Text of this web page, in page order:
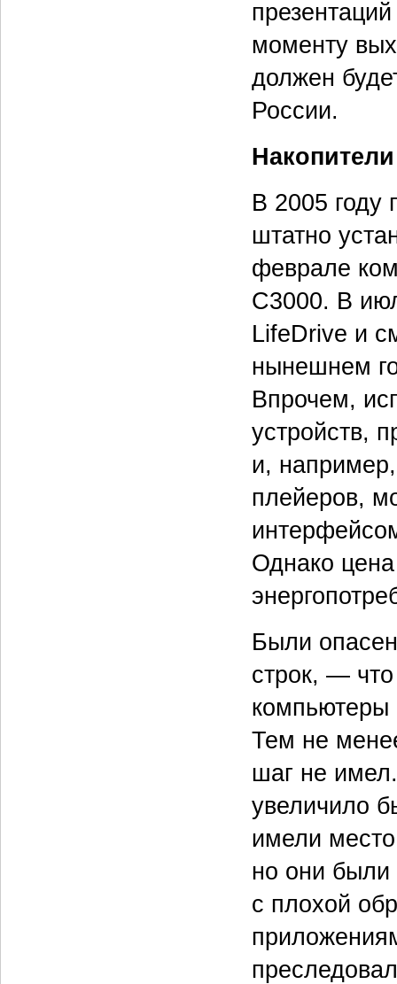
моменту
должен
России.
Накопители
В 2005 году
штатно
феврале
C3000. В
LifeDrive и
нынешнем
Впрочем,
устройств,
и,
плейеров,
Однако
Были
строк, —
компьютеры
Тем не
шаг не
увеличило
имели
но они
с плохой